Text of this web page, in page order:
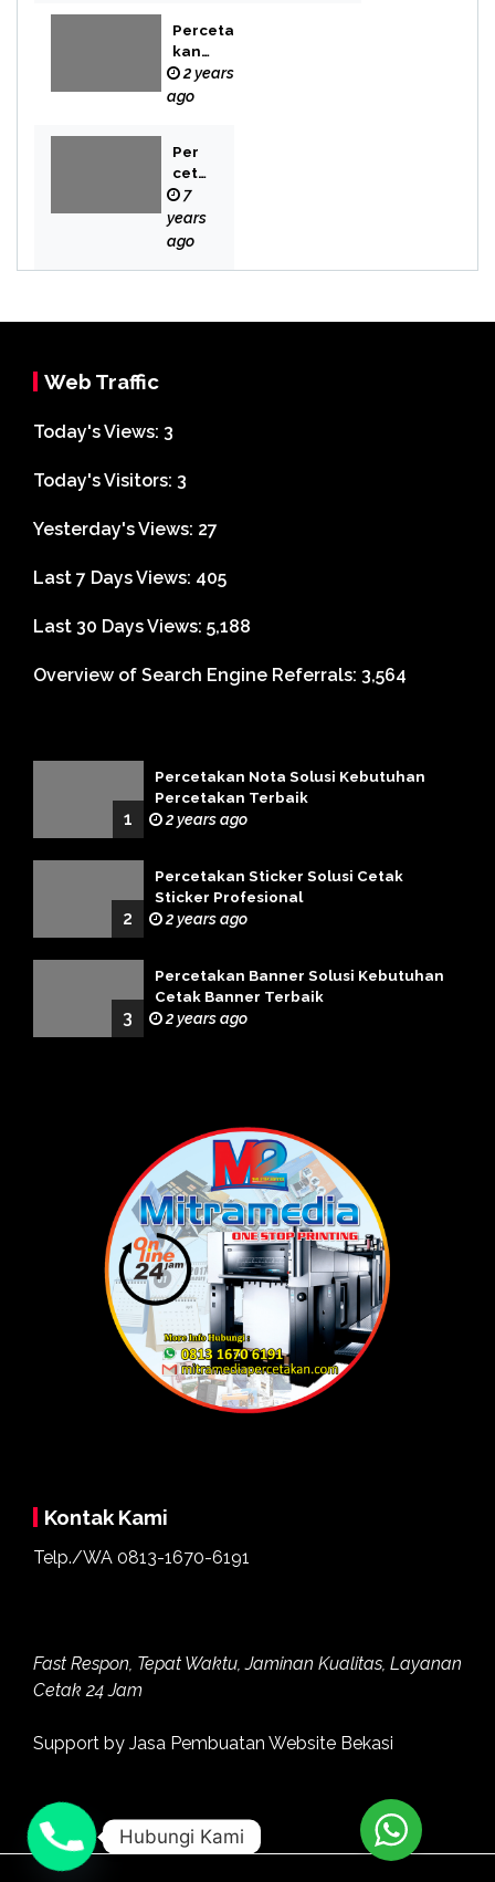
Perceta
kan
Buku
Novel
2 years
ago
Per
cet
aka
n
Bek
7
years
ago
Web Traffic
Today's Views: 3
Today's Visitors: 3
Yesterday's Views: 27
Last 7 Days Views: 405
Last 30 Days Views: 5,188
Overview of Search Engine Referrals: 3,564
1
Percetakan Nota Solusi Kebutuhan
Percetakan Terbaik
2 years ago
2
Percetakan Sticker Solusi Cetak
Sticker Profesional
2 years ago
3
Percetakan Banner Solusi Kebutuhan
Cetak Banner Terbaik
2 years ago
Kontak Kami
Telp./WA 0813-1670-6191
Fast Respon, Tepat Waktu, Jaminan Kualitas, Layanan
Cetak 24 Jam
Support by Jasa Pembuatan Website Bekasi
Hubungi Kami